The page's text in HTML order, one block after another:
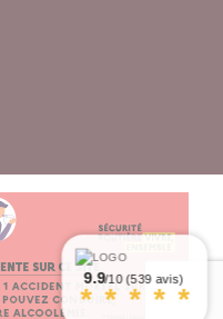
9.9/10 (539 avis)
* * * * *